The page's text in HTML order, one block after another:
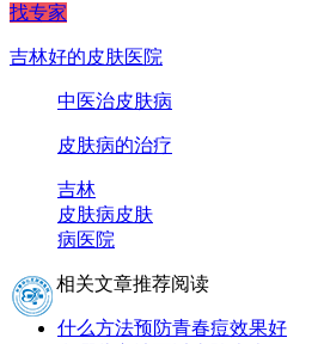
找专家
吉林好的皮肤医院
中医治皮肤病
皮肤病的治疗
吉林
皮肤病皮肤
病医院
相关文章推荐阅读
什么方法预防青春痘效果好